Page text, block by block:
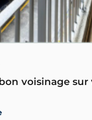
voisinage sur